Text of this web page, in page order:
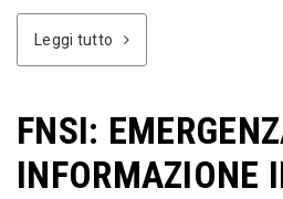
Leggi tutto
FNSI:
INFORMAZIONE